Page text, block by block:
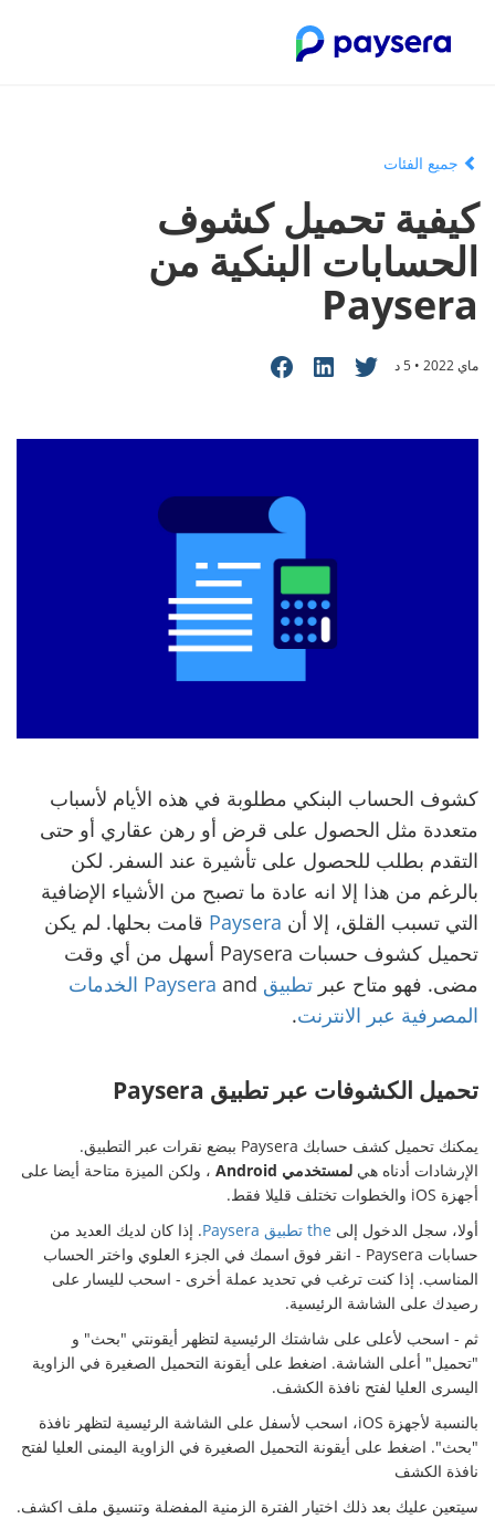
جميع الفئات
كيفية تحميل كشوف
الحسابات البنكية من
Paysera
ماي 2022 • 5 د
كشوف الحساب البنكي مطلوبة في هذه الأيام لأسباب
متعددة مثل الحصول على قرض أو رهن عقاري أو حتى
التقدم بطلب للحصول على تأشيرة عند السفر. لكن
بالرغم من هذا إلا انه عادة ما تصبح من الأشياء الإضافية
التي تسبب القلق، إلا أن Paysera قامت بحلها. لم يكن
تحميل كشوف حسبات Paysera أسهل من أي وقت
مضى. فهو متاح عبر تطبيق Paysera and
الخدمات
المصرفية عبر الانترنت.
تحميل الكشوفات عبر تطبيق Paysera
يمكنك تحميل كشف حسابك Paysera ببضع نقرات عبر التطبيق.
الإرشادات أدناه هي لمستخدمي Android
، ولكن الميزة متاحة أيضا على
أجهزة iOS والخطوات تختلف قليلا فقط.
أولا، سجل الدخول إلى the تطبيق Paysera
. إذا كان لديك العديد من
حسابات Paysera - انقر فوق اسمك في الجزء العلوي واختر الحساب
المناسب. إذا كنت ترغب في تحديد عملة أخرى - اسحب لليسار على
رصيدك على الشاشة الرئيسية.
ثم - اسحب لأعلى على شاشتك الرئيسية لتظهر أيقونتي "بحث" و
"تحميل" أعلى الشاشة. اضغط على أيقونة التحميل الصغيرة في الزاوية
اليسرى العليا لفتح نافذة الكشف.
بالنسبة لأجهزة iOS، اسحب لأسفل على الشاشة الرئيسية لتظهر نافذة
"بحث". اضغط على أيقونة التحميل الصغيرة في الزاوية اليمنى العليا لفتح
نافذة الكشف
سيتعين عليك بعد ذلك اختيار الفترة الزمنية المفضلة وتنسيق ملف اكشف.